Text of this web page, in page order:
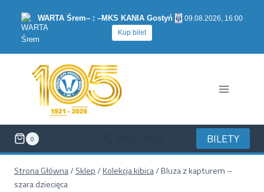
treści
WARTA Śrem– : –MKS KANIA Gostyń
09.08.2026, 16:00
Kup bilet
0 BILETY
Strona Główna/Sklep/Kolekcja kibica/Bluza z kapturem –
szara dziecięca